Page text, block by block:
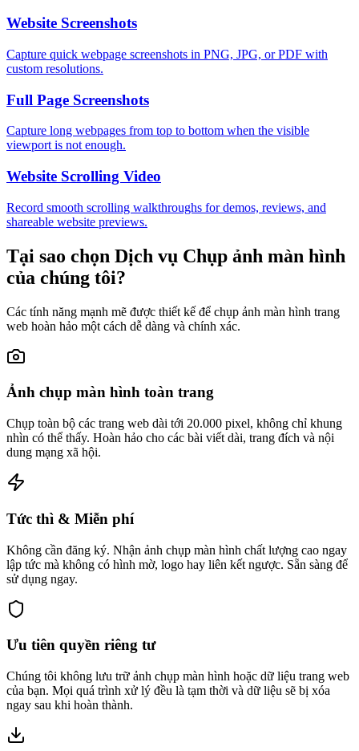
Website Screenshots
Capture quick webpage screenshots in PNG, JPG, or PDF with
custom resolutions.
Full Page Screenshots
Capture long webpages from top to bottom when the visible
viewport is not enough.
Website Scrolling Video
Record smooth scrolling walkthroughs for demos, reviews, and
shareable website previews.
Tại sao chọn Dịch vụ Chụp ảnh màn hình
của chúng tôi?
Các tính năng mạnh mẽ được thiết kế để chụp ảnh màn hình trang
web hoàn hảo một cách dễ dàng và chính xác.
Ảnh chụp màn hình toàn trang
Chụp toàn bộ các trang web dài tới 20.000 pixel, không chỉ khung
nhìn có thể thấy. Hoàn hảo cho các bài viết dài, trang đích và nội
dung mạng xã hội.
Tức thì & Miễn phí
Không cần đăng ký. Nhận ảnh chụp màn hình chất lượng cao ngay
lập tức mà không có hình mờ, logo hay liên kết ngược. Sẵn sàng để
sử dụng ngay.
Ưu tiên quyền riêng tư
Chúng tôi không lưu trữ ảnh chụp màn hình hoặc dữ liệu trang web
của bạn. Mọi quá trình xử lý đều là tạm thời và dữ liệu sẽ bị xóa
ngay sau khi hoàn thành.